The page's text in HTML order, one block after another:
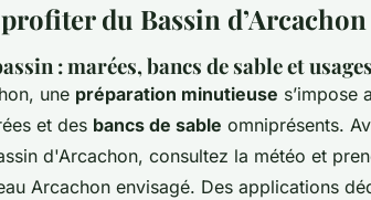
du Bassin
: marées, bancs de sable et
une préparation minutieuse s’impose
et des bancs de sable omniprésents.
d'Arcachon, consultez la météo et
Arcachon envisagé. Des applications